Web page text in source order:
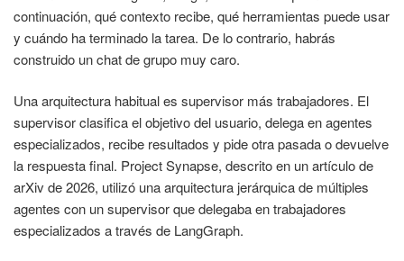
continuación, qué contexto recibe, qué herramientas puede usar
y cuándo ha terminado la tarea. De lo contrario, habrás
construido un chat de grupo muy caro.
Una arquitectura habitual es supervisor más trabajadores. El
supervisor clasifica el objetivo del usuario, delega en agentes
especializados, recibe resultados y pide otra pasada o devuelve
la respuesta final. Project Synapse, descrito en un artículo de
arXiv de 2026, utilizó una arquitectura jerárquica de múltiples
agentes con un supervisor que delegaba en trabajadores
especializados a través de LangGraph.